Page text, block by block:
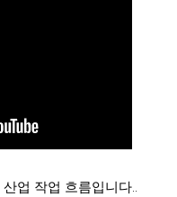
업 작업 흐름입니다..